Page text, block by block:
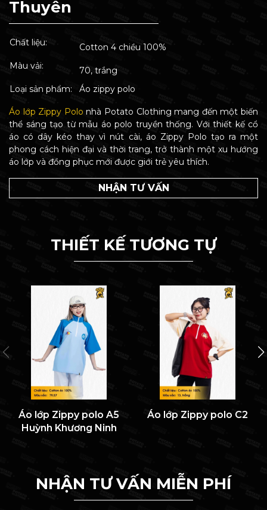
Thuyên
Chất liệu:
Cotton 4 chiều 100%
Màu vải:
70, trắng
Loại sản phẩm:
Áo zippy polo
Áo lớp Zippy Polo nhà Potato Clothing mang đến một biến
thể sáng tạo từ mẫu áo polo truyền thống. Với thiết kế cổ
áo có dây kéo thay vì nút cài, áo Zippy Polo tạo ra một
phong cách hiện đại và thời trang, trở thành một xu hướng
áo lớp và đồng phục mới được giới trẻ yêu thích.
NHẬN TƯ VẤN
THIẾT KẾ TƯƠNG TỰ
Áo lớp Zippy polo A5
Huỳnh Khương Ninh
Áo lớp Zippy polo C2
NHẬN TƯ VẤN MIỄN PHÍ